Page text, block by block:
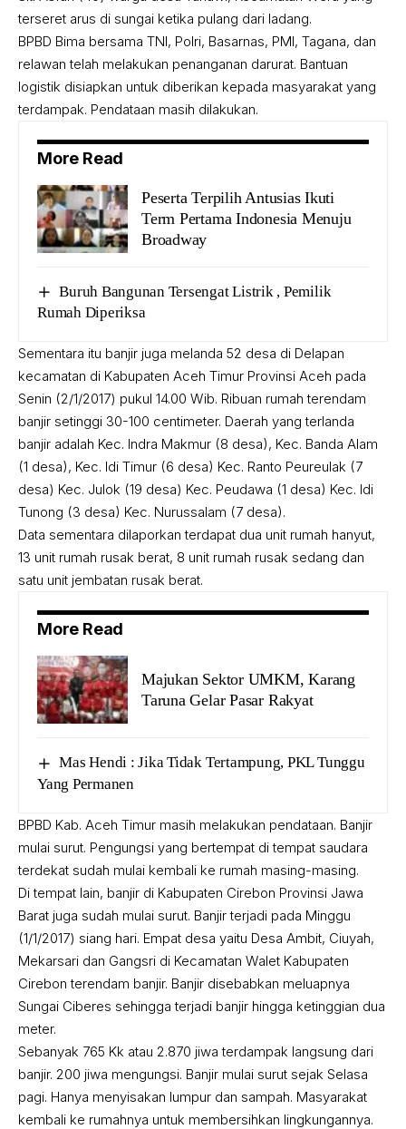
terseret arus di sungai ketika pulang dari ladang.
BPBD Bima bersama TNI, Polri, Basarnas, PMI, Tagana, dan
relawan telah melakukan penanganan darurat. Bantuan
logistik disiapkan untuk diberikan kepada masyarakat yang
terdampak. Pendataan masih dilakukan.
More Read
Peserta Terpilih Antusias Ikuti
Term Pertama Indonesia Menuju
Broadway
Buruh Bangunan Tersengat Listrik , Pemilik
Rumah Diperiksa
Sementara itu banjir juga melanda 52 desa di Delapan
kecamatan di Kabupaten Aceh Timur Provinsi Aceh pada
Senin (2/1/2017) pukul 14.00 Wib. Ribuan rumah terendam
banjir setinggi 30-100 centimeter. Daerah yang terlanda
banjir adalah Kec. Indra Makmur (8 desa), Kec. Banda Alam
(1 desa), Kec. Idi Timur (6 desa) Kec. Ranto Peureulak (7
desa) Kec. Julok (19 desa) Kec. Peudawa (1 desa) Kec. Idi
Tunong (3 desa) Kec. Nurussalam (7 desa).
Data sementara dilaporkan terdapat dua unit rumah hanyut,
13 unit rumah rusak berat, 8 unit rumah rusak sedang dan
satu unit jembatan rusak berat.
More Read
Majukan Sektor UMKM, Karang
Taruna Gelar Pasar Rakyat
Mas Hendi : Jika Tidak Tertampung, PKL Tunggu
Yang Permanen
BPBD Kab. Aceh Timur masih melakukan pendataan. Banjir
mulai surut. Pengungsi yang bertempat di tempat saudara
terdekat sudah mulai kembali ke rumah masing-masing.
Di tempat lain, banjir di Kabupaten Cirebon Provinsi Jawa
Barat juga sudah mulai surut. Banjir terjadi pada Minggu
(1/1/2017) siang hari. Empat desa yaitu Desa Ambit, Ciuyah,
Mekarsari dan Gangsri di Kecamatan Walet Kabupaten
Cirebon terendam banjir. Banjir disebabkan meluapnya
Sungai Ciberes sehingga terjadi banjir hingga ketinggian dua
meter.
Sebanyak 765 Kk atau 2.870 jiwa terdampak langsung dari
banjir. 200 jiwa mengungsi. Banjir mulai surut sejak Selasa
pagi. Hanya menyisakan lumpur dan sampah. Masyarakat
kembali ke rumahnya untuk membersihkan lingkungannya.